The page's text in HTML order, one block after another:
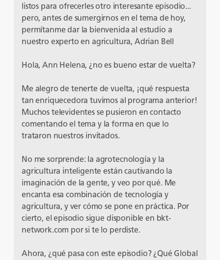
listos para ofrecerles otro interesante episodio...
pero, antes de sumergirnos en el tema de hoy,
permítanme dar la bienvenida al estudio a
nuestro experto en agricultura, Adrian Bell
Hola, Ann Helena, ¿no es bueno estar de vuelta?
Me alegro de tenerte de vuelta, ¡qué respuesta
tan enriquecedora tuvimos al programa anterior!
Muchos televidentes se pusieron en contacto
comentando el tema y la forma en que lo
trataron nuestros invitados.
No me sorprende: la agrotecnología y la
agricultura inteligente están cautivando la
imaginación de la gente, y veo por qué. Me
encanta esa combinación de tecnología y
agricultura, y ver cómo se pone en práctica. Por
cierto, el episodio sigue disponible en bkt-
network.com por si te lo perdiste.
Ahora, ¿qué pasa con este episodio? ¿Qué Global